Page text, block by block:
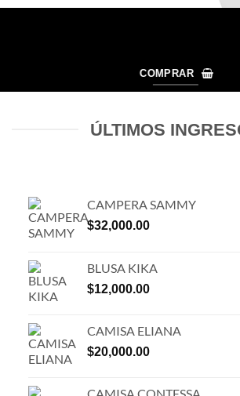
COMPRAR
ÚLTIMOS
CAMPERA SAMMY
$32,000.00
BLUSA KIKA
$12,000.00
CAMISA ELIANA
$20,000.00